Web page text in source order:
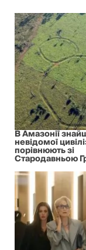
В Амазонії
невідомої
порівнюють зі
Стародавньою